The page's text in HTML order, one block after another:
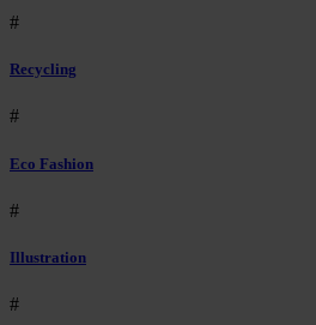
#
Recycling
#
Eco Fashion
#
Illustration
#